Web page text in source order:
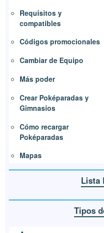
Requisitos y
compatibles
Códigos promocionales
Cambiar de Equipo
Más poder
Crear Poképaradas y
Gimnasios
Cómo recargar
Poképaradas
Mapas
Lista
Tipos